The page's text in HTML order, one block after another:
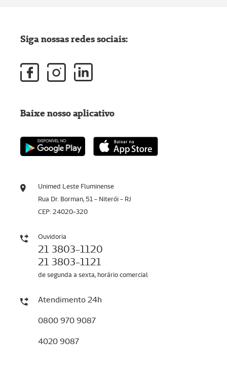
Unimed Leste Fluminense
Rua Dr. Borman, 51 - Niterói - RJ
CEP: 24020-320
Ouvidoria
21 3803-1120
21 3803-1121
de segunda a sexta, horário comercial
Atendimento 24h
0800 970 9087
4020 9087
Siga nossas redes sociais:
Baixe nosso aplicativo